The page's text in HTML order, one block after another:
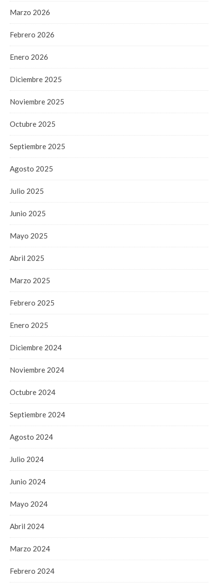
Marzo 2026
Febrero 2026
Enero 2026
Diciembre 2025
Noviembre 2025
Octubre 2025
Septiembre 2025
Agosto 2025
Julio 2025
Junio 2025
Mayo 2025
Abril 2025
Marzo 2025
Febrero 2025
Enero 2025
Diciembre 2024
Noviembre 2024
Octubre 2024
Septiembre 2024
Agosto 2024
Julio 2024
Junio 2024
Mayo 2024
Abril 2024
Marzo 2024
Febrero 2024